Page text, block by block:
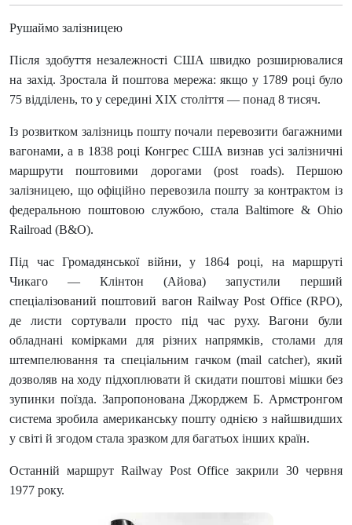
Рушаймо залізницею
Після здобуття незалежності США швидко розширювалися
на захід. Зростала й поштова мережа: якщо у 1789 році було
75 відділень, то у середині XIX століття — понад 8 тисяч.
Із розвитком залізниць пошту почали перевозити багажними
вагонами, а в 1838 році Конгрес США визнав усі залізничні
маршрути поштовими дорогами (post roads). Першою
залізницею, що офіційно перевозила пошту за контрактом із
федеральною поштовою службою, стала Baltimore & Ohio
Railroad (B&O).
Під час Громадянської війни, у 1864 році, на маршруті
Чикаго — Клінтон (Айова) запустили перший
спеціалізований поштовий вагон Railway Post Office (RPO),
де листи сортували просто під час руху. Вагони були
обладнані комірками для різних напрямків, столами для
штемпелювання та спеціальним гачком (mail catcher), який
дозволяв на ходу підхоплювати й скидати поштові мішки без
зупинки поїзда. Запропонована Джорджем Б. Армстронгом
система зробила американську пошту однією з найшвидших
у світі й згодом стала зразком для багатьох інших країн.
Останній маршрут Railway Post Office закрили 30 червня
1977 року.